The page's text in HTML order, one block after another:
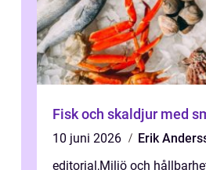
Fisk och skaldjur med
10 juni 2026
Erik
editorial,Miljö och